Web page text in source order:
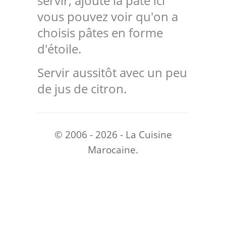
vous pouvez voir qu'on a
choisis pâtes en forme
d'étoile.
Servir aussitôt avec un peu
de jus de citron.
© 2006 - 2026 - La Cuisine
Marocaine.